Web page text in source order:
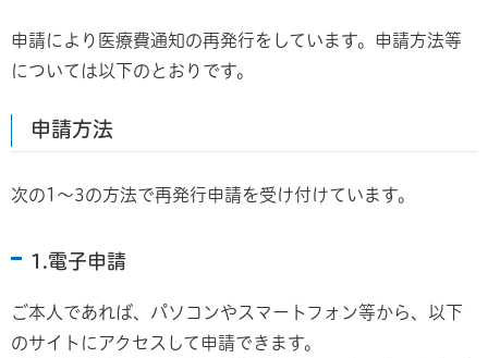
申請により医療費通知の再発行をしています。申請方法等
については以下のとおりです。
申請方法
次の1～3の方法で再発行申請を受け付けています。
1.電子申請
ご本人であれば、パソコンやスマートフォン等から、以下
のサイトにアクセスして申請できます。